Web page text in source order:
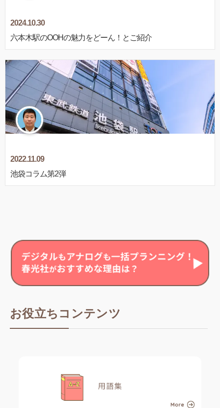
2024.10.30
六本木駅のOOHの魅力をどーん！とご紹介
2022.11.09
池袋コラム第2弾
お役立ちコンテンツ